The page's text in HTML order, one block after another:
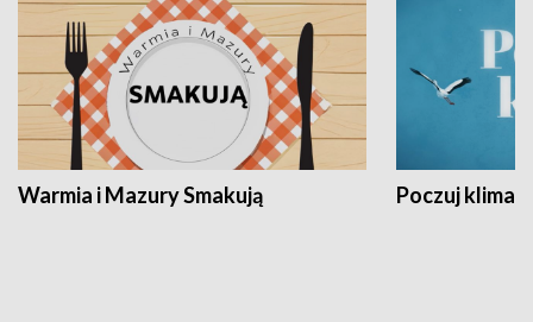
Warmia i Mazury Smakują Poczuj klimat